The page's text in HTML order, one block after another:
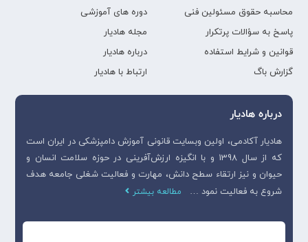
دوره های آموزشی
مجله هادیار
درباره هادیار
ارتباط با هادیار
محاسبه حقوق مسئولین فنی
پاسخ به سؤالات پرتکرار
قوانین و شرایط استفاده
گزارش باگ
درباره هادیار
هادیار آکادمی، اولین وبسایت قانونی آموزش دامپزشکی در ایران است
که از سال 1398 و با انگیزه ارزش‌آفرینی در حوزه سلامت انسان و
حیوان و نیز ارتقاء سطح دانش، مهارت و فعالیت شغلی جامعه هدف
شروع به فعالیت نمود …
مطالعه بیشتر